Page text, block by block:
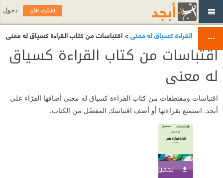
القراءة كسياق له معنى> اقتباسات من كتاب القراءة كسياق له معنى
اقتباسات من كتاب القراءة كسياق
له معنى
اقتباسات ومقتطفات من كتاب القراءة كسياق له معنى أضافها القرّاء على
أبجد. استمتع بقراءتها أو أضف اقتباسك المفضّل من الكتاب.
تحميل الكتاب
اشترك الآن دخول